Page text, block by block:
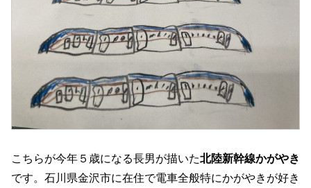
こちらが今年５歳になる長男が描いた北陸新幹線かがやき
です。石川県金沢市に在住で電車全般特にかがやきが好き